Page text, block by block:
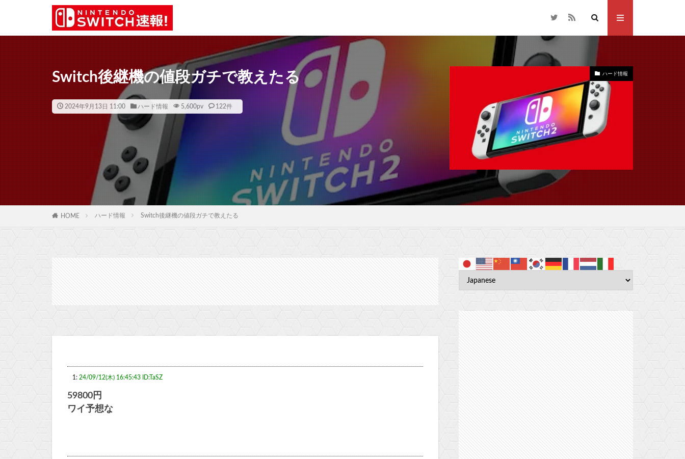
Switch後継機の値段ガチで教えたる
2024年9月13日 11:00 ハード情報 5,600pv 122件
ハード情報
HOME ハード情報 Switch後継機の値段ガチで教えたる
1: 24/09/12(木) 16:45:43 ID:TaSZ
59800円
ワイ予想な